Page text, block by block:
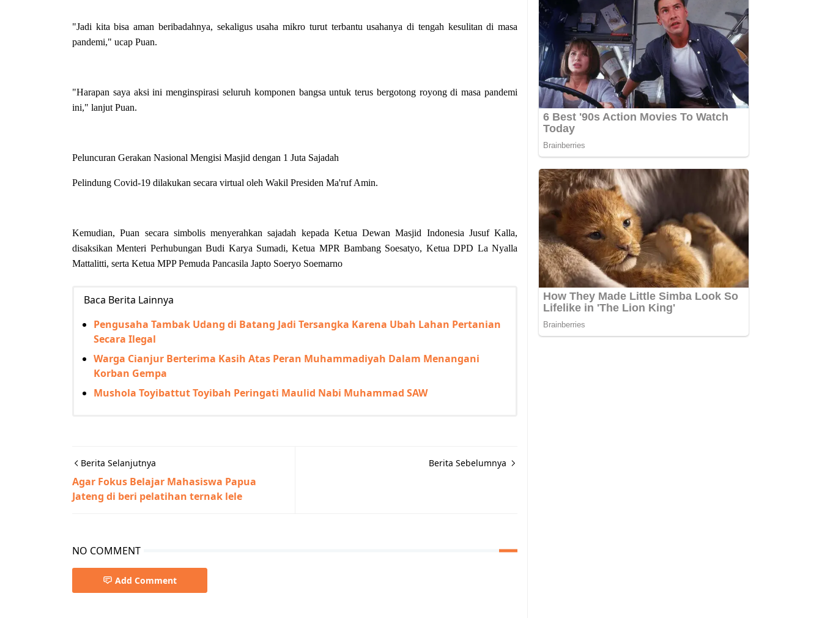
"Jadi kita bisa aman beribadahnya, sekaligus usaha mikro turut terbantu usahanya di tengah kesulitan di masa
pandemi," ucap Puan.
"Harapan saya aksi ini menginspirasi seluruh komponen bangsa untuk terus bergotong royong di masa pandemi
ini," lanjut Puan.
Peluncuran Gerakan Nasional Mengisi Masjid dengan 1 Juta Sajadah
Pelindung Covid-19 dilakukan secara virtual oleh Wakil Presiden Ma'ruf Amin.
Kemudian, Puan secara simbolis menyerahkan sajadah kepada Ketua Dewan Masjid Indonesia Jusuf Kalla,
disaksikan Menteri Perhubungan Budi Karya Sumadi, Ketua MPR Bambang Soesatyo, Ketua DPD La Nyalla
Mattalitti, serta Ketua MPP Pemuda Pancasila Japto Soeryo Soemarno
Baca Berita Lainnya
Pengusaha Tambak Udang di Batang Jadi Tersangka Karena Ubah Lahan Pertanian
Secara Ilegal
Warga Cianjur Berterima Kasih Atas Peran Muhammadiyah Dalam Menangani
Korban Gempa
Mushola Toyibattut Toyibah Peringati Maulid Nabi Muhammad SAW
Berita Selanjutnya
Agar Fokus Belajar Mahasiswa Papua
Jateng di beri pelatihan ternak lele
Berita Sebelumnya
NO COMMENT
Add Comment